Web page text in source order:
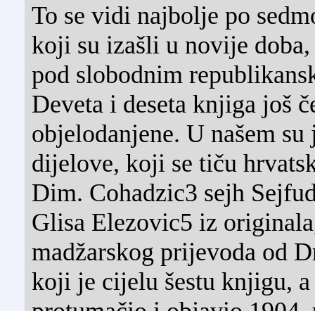
To se vidi najbolje po
koji su izašli u novije
pod slobodnim
Deveta i deseta knjiga još
objelodanjene. U našem
dijelove, koji se tiču
Dim. Cohadzic3 sejh
Glisa Elezovic5 iz
madžarskog prijevoda od
koji je cijelu šestu knjigu,